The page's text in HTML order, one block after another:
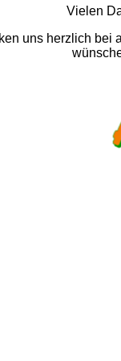
Vielen
uns herzlich bei